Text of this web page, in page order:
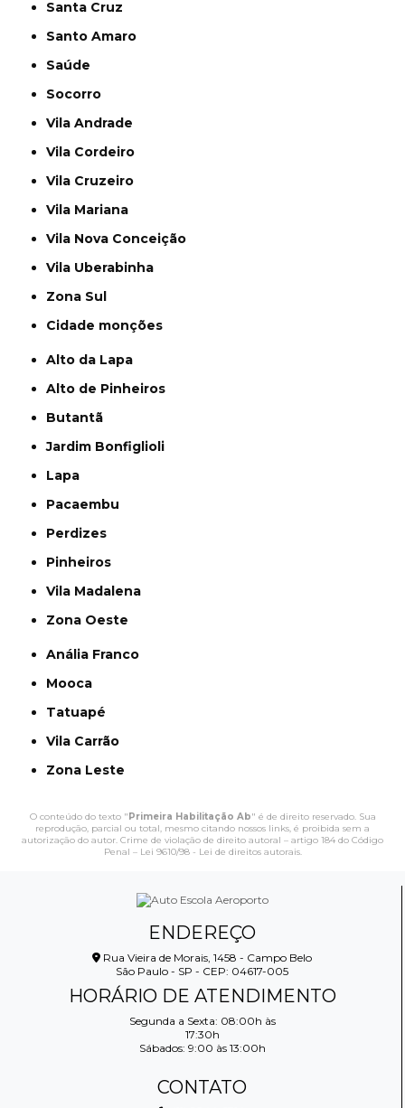
Santa Cruz
Santo Amaro
Saúde
Socorro
Vila Andrade
Vila Cordeiro
Vila Cruzeiro
Vila Mariana
Vila Nova Conceição
Vila Uberabinha
Zona Sul
cidade monções
Alto da Lapa
Alto de Pinheiros
Butantã
Jardim Bonfiglioli
Lapa
Pacaembu
Perdizes
Pinheiros
Vila Madalena
Zona Oeste
Anália Franco
Mooca
Tatuapé
Vila Carrão
Zona Leste
O conteúdo do texto " Primeira Habilitação Ab" é de direito reservado. Sua
reprodução, parcial ou total, mesmo citando nossos links, é proibida sem a
autorização do autor. Crime de violação de direito autoral – artigo 184 do Código
Penal – Lei 9610/98 - Lei de direitos autorais.
ENDEREÇO
Rua Vieira de Morais, 1458 - Campo Belo
São Paulo - SP - CEP: 04617-005
HORÁRIO DE ATENDIMENTO
Segunda a Sexta: 08:00h às
17:30h
Sábados: 9:00 às 13:00h
CONTATO